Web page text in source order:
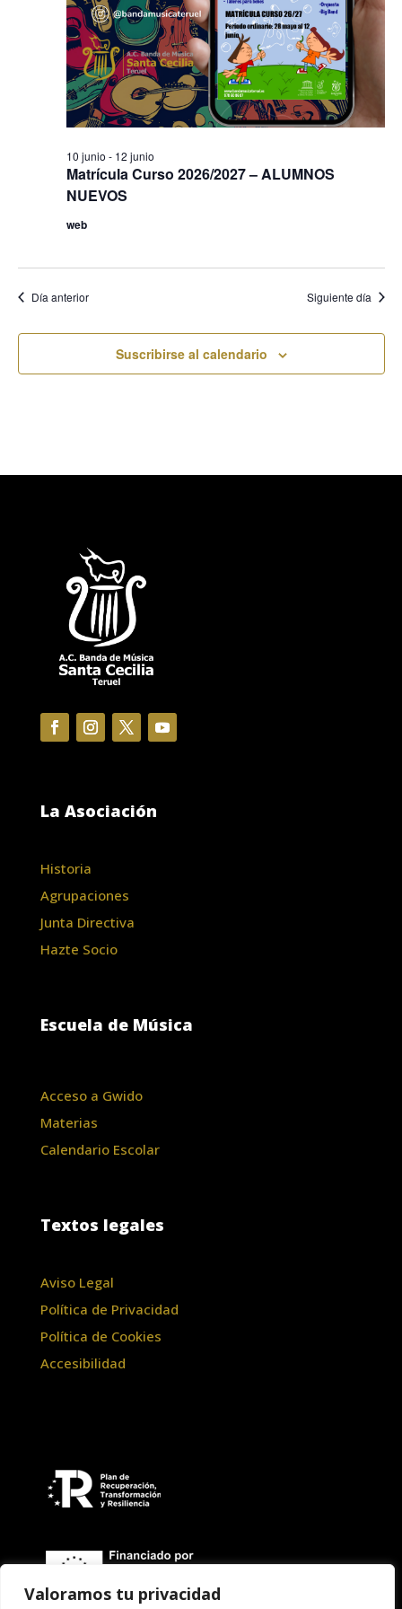
Valoramos tu privacidad
Matrícula Curso 2026/2027 – ALUMNOS
NUEVOS
10 junio - 12 junio
web
Día anterior Siguiente día
Suscribirse al calendario
La Asociación
Historia
Agrupaciones
Junta Directiva
Hazte Socio
Escuela de Música
Acceso a Gwido
Materias
Calendario Escolar
Textos legales
Aviso Legal
Política de Privacidad
Política de Cookies
Accesibilidad